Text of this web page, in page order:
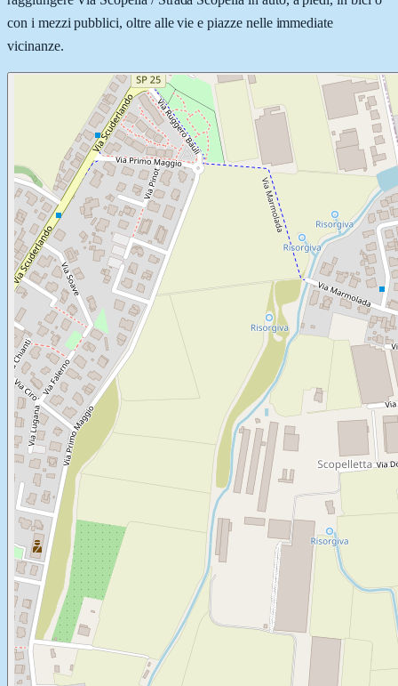
con i mezzi pubblici, oltre alle vie e piazze nelle immediate
vicinanze.